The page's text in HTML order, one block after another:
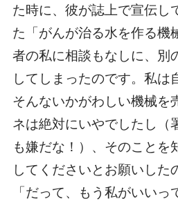
た時に、彼が誌上で宣伝し
た「がんが治る水を作る機
者の私に相談もなしに、別
してしまったのです。私は
そんないかがわしい機械を
ネは絶対にいやでしたし（
も嫌だな！）、そのことを
してくださいとお願いした
「だって、もう私がいいっ